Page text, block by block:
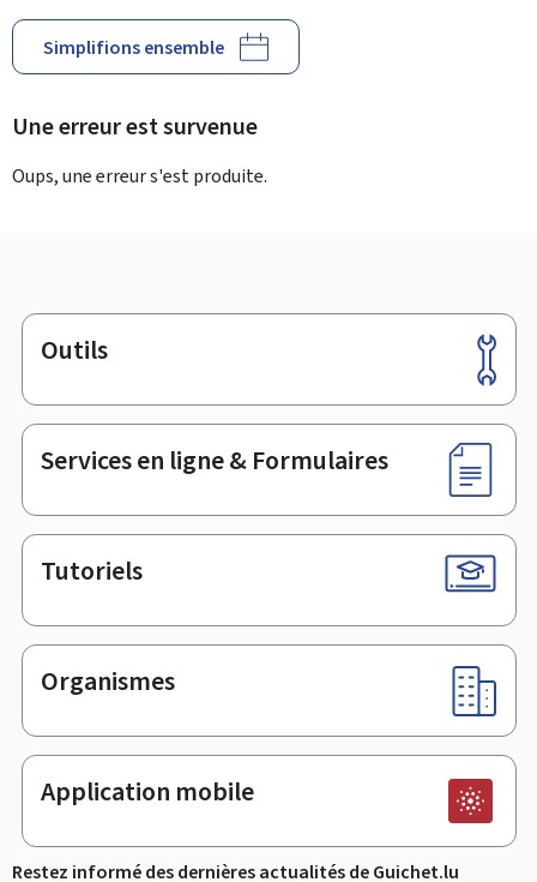
Simplifions ensemble
Une erreur est survenue
Oups, une erreur s'est produite.
Pied
de
page
Outils
Services en ligne & Formulaires
Tutoriels
Organismes
Application mobile
Restez informé des dernières actualités de Guichet.lu